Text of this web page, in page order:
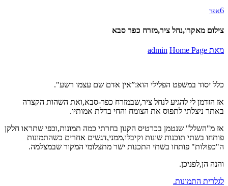
6אפר
צילום מאקרו,נחל ציר,מזרח כפר סבא
מאת admin Home Page
כלל יסוד במשפט הפלילי הוא:”אין אדם שם עצמו רשע".
אז הזדמן לי להגיע לנחל ציר,שבמזרח כפר-סבא,ואת השהות הקצרה
באתר ניצלתי לתפוס את הצומח והחי בדלת אמותיו.
אז מ"השלל" שנטמן בכרטיס הקנון בחרתי כמה תמונות,וכפי שתראו חלקן
פותחו בשתי תוכנות שונות וקיבלו,ממני,דגשים אחרים כשהתמונות
ה"כפולות" פותחו בשתי התכנות ישר מתצלומי המקור שבמצלמה.
והנה הן,לפניכן.
לגלרית התמונות.